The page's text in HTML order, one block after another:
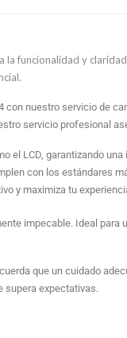
la funcionalidad y
nuestro servicio de
servicio profesional
el LCD, garantizando
con los estándares
y maximiza tu
impecable. Ideal
que un cuidado
supera expectativas.